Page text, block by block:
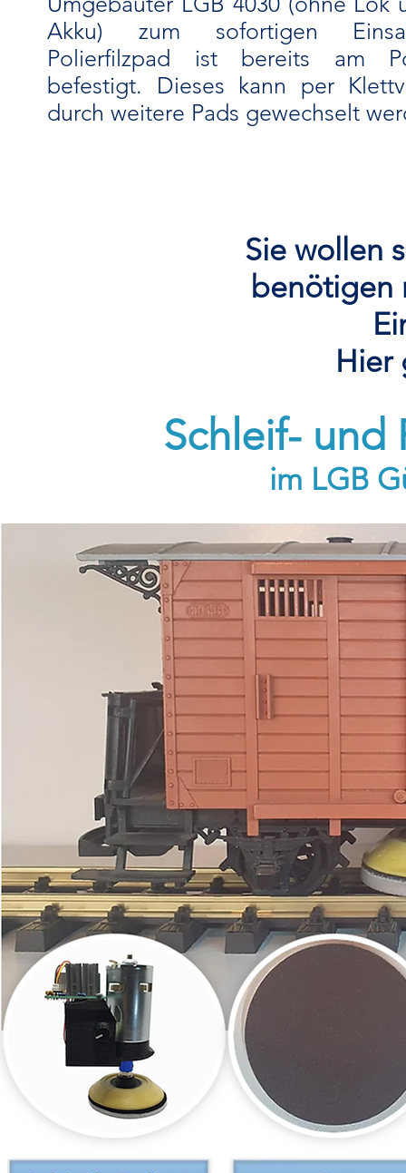
Akku) zum sofortigen
Polierfilzpad ist bereits am
befestigt. Dieses kann per
durch weitere Pads gewechselt
Sie wollen
benötigen
Hier
Schleif- und
im LGB